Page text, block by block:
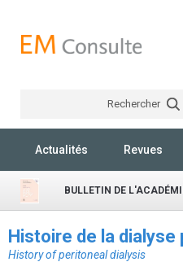
Rechercher
Actualités Revues
BULLETIN DE
Histoire de la dialyse
History of peritoneal dialysis